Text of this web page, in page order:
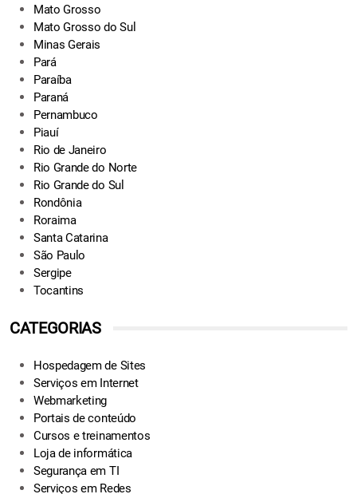
Mato Grosso
Mato Grosso do Sul
Minas Gerais
Pará
Paraíba
Paraná
Pernambuco
Piauí
Rio de Janeiro
Rio Grande do Norte
Rio Grande do Sul
Rondônia
Roraima
Santa Catarina
São Paulo
Sergipe
Tocantins
CATEGORIAS
Hospedagem de Sites
Serviços em Internet
Webmarketing
Portais de conteúdo
Cursos e treinamentos
Loja de informática
Segurança em TI
Serviços em Redes